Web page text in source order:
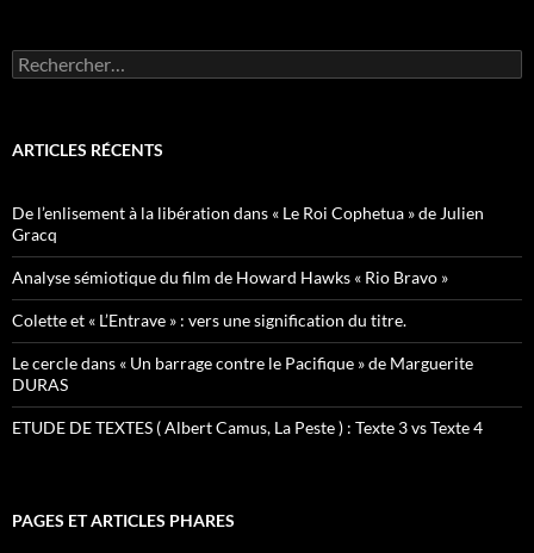
Rechercher :
ARTICLES RÉCENTS
De l’enlisement à la libération dans « Le Roi Cophetua » de Julien
Gracq
Analyse sémiotique du film de Howard Hawks « Rio Bravo »
Colette et « L’Entrave » : vers une signification du titre.
Le cercle dans « Un barrage contre le Pacifique » de Marguerite
DURAS
ETUDE DE TEXTES ( Albert Camus, La Peste ) : Texte 3 vs Texte 4
PAGES ET ARTICLES PHARES